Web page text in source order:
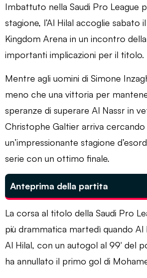
Imbattuto nella Saudi Pro League
stagione, l’Al Hilal accoglie sabato
Kingdom Arena in un incontro
importanti implicazioni per il titolo.
Mentre agli uomini di Simone
meno che una vittoria per
speranze di superare Al Nassr in
Christophe Galtier arriva
un’impressionante stagione
serie con un ottimo finale.
Anteprima della partita
La corsa al titolo della Saudi Pro
più drammatica martedì quando Al
Al Hilal, con un autogol al 99′ del
ha annullato il primo gol di